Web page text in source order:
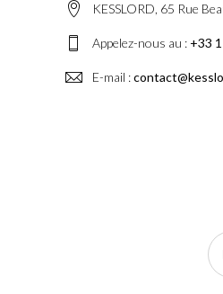
KESSLORD, 65 Rue
Appelez-nous au : +33
E-mail :